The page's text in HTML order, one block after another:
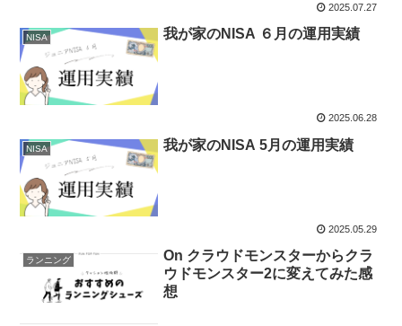
2025.07.27
NISA 我が家のNISA ６月の運用実績
2025.06.28
NISA 我が家のNISA 5月の運用実績
2025.05.29
ランニング
On クラウドモンスターからクラ
ウドモンスター2に変えてみた感
想